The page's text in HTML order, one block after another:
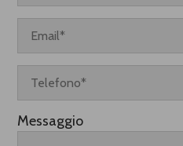
Messaggio